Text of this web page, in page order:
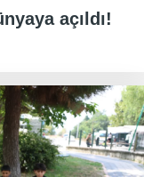
açıldı!